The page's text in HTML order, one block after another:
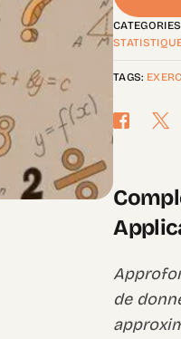
TAGS:
de